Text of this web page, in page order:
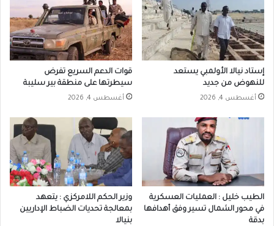
إستاد نيالا الأولمبي يستعد
للنهوض من جديد
أغسطس 4, 2026
قوات الدعم السريع تفرض
سيطرتها على منطقة بير سليبة
أغسطس 4, 2026
الطيب خليل : العمليات العسكرية
في محور الشمال تسير وفق أهدافها
بدقة
وزير الحكم اللامركزي : يتعهد
بمعالجة تحديات الضباط الإداريين
بنيالا